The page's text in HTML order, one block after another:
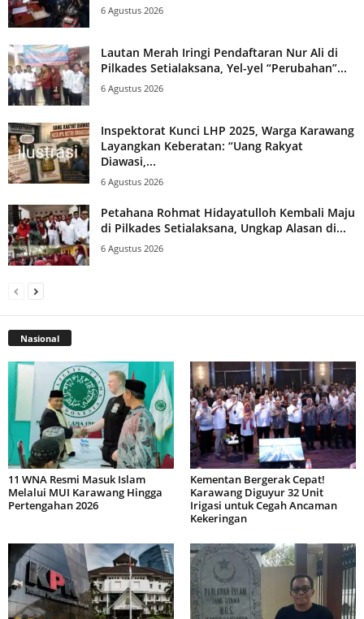
6 Agustus 2026
Lautan Merah Iringi Pendaftaran Nur Ali di
Pilkades Setialaksana, Yel-yel “Perubahan”...
6 Agustus 2026
Inspektorat Kunci LHP 2025, Warga Karawang
Layangkan Keberatan: “Uang Rakyat
Diawasi,...
6 Agustus 2026
Petahana Rohmat Hidayatulloh Kembali Maju
di Pilkades Setialaksana, Ungkap Alasan di...
6 Agustus 2026
Nasional
11 WNA Resmi Masuk Islam
Melalui MUI Karawang Hingga
Pertengahan 2026
Kementan Bergerak Cepat!
Karawang Diguyur 32 Unit
Irigasi untuk Cegah Ancaman
Kekeringan